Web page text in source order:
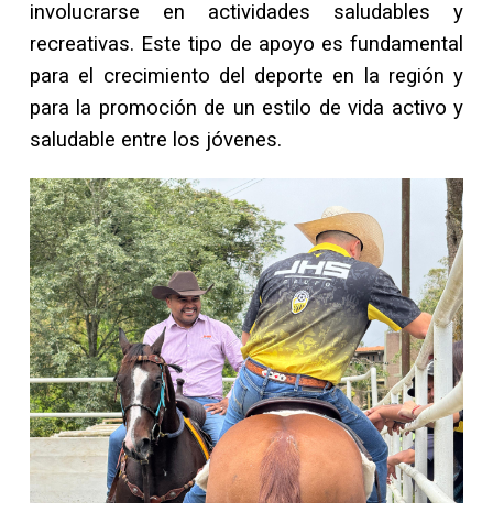
involucrarse en actividades saludables y
recreativas. Este tipo de apoyo es fundamental
para el crecimiento del deporte en la región y
para la promoción de un estilo de vida activo y
saludable entre los jóvenes.